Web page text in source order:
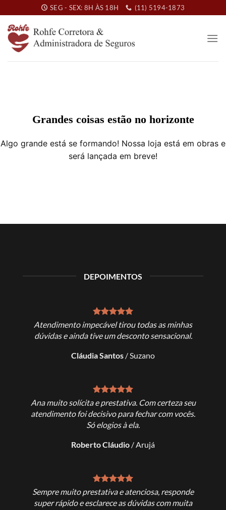
to
content
SEG - SEX: 8H ÀS 18H (11) 5194-1873
Grandes coisas estão no horizonte
Algo grande está se formando! Nossa loja está em obras e
será lançada em breve!
DEPOIMENTOS
Atendimento impecável tirou todas as minhas
dúvidas e ainda tive um desconto sensacional.
Cláudia Santos /Suzano
Ana muito solícita e prestativa. Com certeza seu
atendimento foi decisivo para fechar com vocês.
Só elogios à ela.
Roberto Cláudio /Arujá
Sempre muito prestativa e atenciosa, responde
super rápido e esclarece as dúvidas com muita